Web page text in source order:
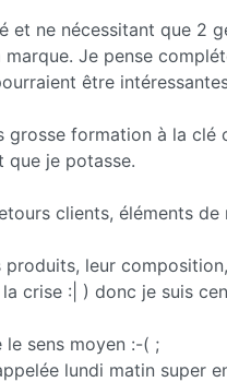
et ne nécessitant que 2
Je pense
être
grosse formation à la clé
que je potasse.
clients, éléments de
leur
crise :| ) donc je suis
le sens moyen :-( ;
lundi matin super